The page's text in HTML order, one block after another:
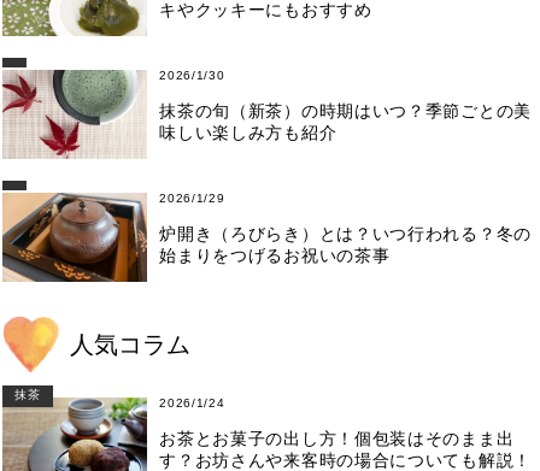
キやクッキーにもおすすめ
2026/1/30
抹茶の旬（新茶）の時期はいつ？季節ごとの美
味しい楽しみ方も紹介
2026/1/29
炉開き（ろびらき）とは？いつ行われる？冬の
始まりをつげるお祝いの茶事
人気コラム
抹茶
2026/1/24
お茶とお菓子の出し方！個包装はそのまま出
す？お坊さんや来客時の場合についても解説！